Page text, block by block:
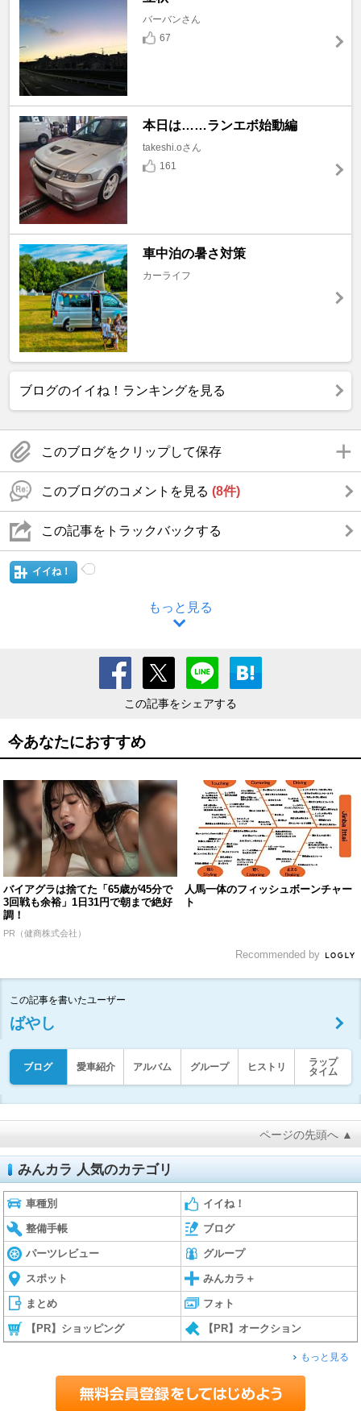
バーバンさん
67
本日は……ランエボ始動編
takeshi.oさん
161
車中泊の暑さ対策
カーライフ
ブログのイイね！ランキングを見る
このブログをクリップして保存
このブログのコメントを見る (8件)
この記事をトラックバックする
イイね！
もっと見る
この記事をシェアする
今あなたにおすすめ
バイアグラは捨てた「65歳が45分で
3回戦も余裕」1日31円で朝まで絶好
調！
PR（健商株式会社）
人馬一体のフィッシュボーンチャー
ト
Recommended by
この記事を書いたユーザー
ばやし
ブログ 愛車紹介 アルバム グループ ヒストリ
ラップ
タイム
ページの先頭へ ▲
みんカラ 人気のカテゴリ
車種別 イイね！
整備手帳 ブログ
パーツレビュー グループ
スポット みんカラ＋
まとめ フォト
【PR】ショッピング 【PR】オークション
もっと見る